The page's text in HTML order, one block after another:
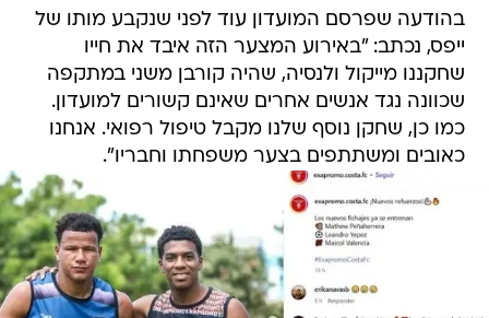
בהודעה שפרסם המועדון עוד לפני שנקבע מותו של
ייפס, נכתב: "באירוע המצער הזה איבד את חייו
שחקננו מייקול ולנסיה, שהיה קורבן משני במתקפה
שכוונה נגד אנשים אחרים שאינם קשורים למועדון.
כמו כן, שחקן נוסף שלנו מקבל טיפול רפואי. אנחנו
כאובים ומשתתפים בצער משפחתו וחבריו".